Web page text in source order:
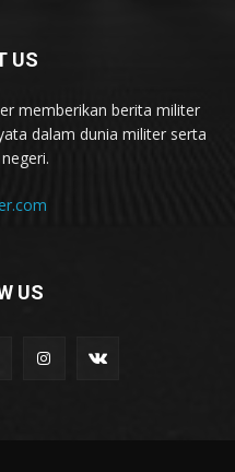
US
memberikan berita militer
dalam dunia militer serta
US